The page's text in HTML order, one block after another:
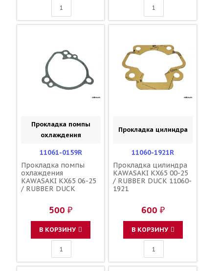
Прокладка помпы
охлаждения
11061-0159R
Прокладка помпы
охлаждения
KAWASAKI KX65 06-25
/ RUBBER DUCK
500 ₽
В КОРЗИНУ
Прокладка цилиндра
11060-1921R
Прокладка цилиндра
KAWASAKI KX65 00-25
/ RUBBER DUCK 11060-
1921
600 ₽
В КОРЗИНУ